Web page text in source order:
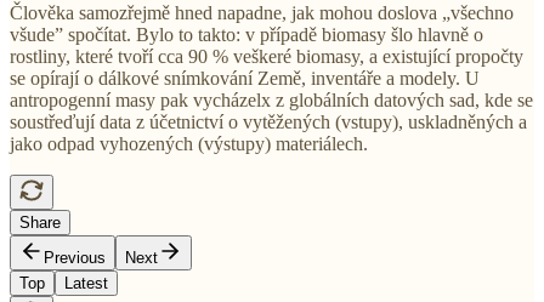
Člověka samozřejmě hned napadne, jak mohou doslova „všechno
všude” spočítat. Bylo to takto: v případě biomasy šlo hlavně o
rostliny, které tvoří cca 90 % veškeré biomasy, a existující propočty
se opírají o dálkové snímkování Země, inventáře a modely. U
antropogenní masy pak vycházelx z globálních datových sad, kde se
soustřeďují data z účetnictví o vytěžených (vstupy), uskladněných a
jako odpad vyhozených (výstupy) materiálech.
Share
Previous
Next
Top
Latest